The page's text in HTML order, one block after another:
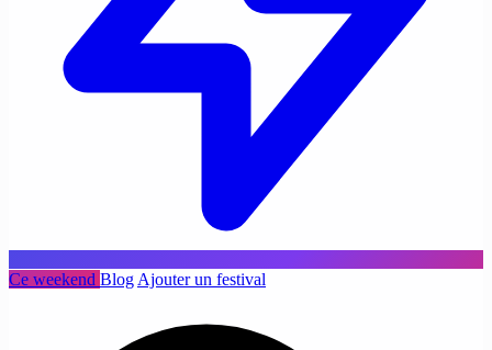
Ce weekend Blog Ajouter un festival